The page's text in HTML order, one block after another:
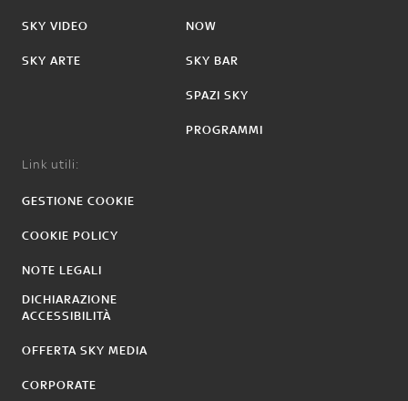
SKY VIDEO
SKY ARTE
NOW
SKY BAR
SPAZI SKY
PROGRAMMI
Link utili:
GESTIONE COOKIE
COOKIE POLICY
NOTE LEGALI
DICHIARAZIONE
ACCESSIBILITÀ
OFFERTA SKY MEDIA
CORPORATE